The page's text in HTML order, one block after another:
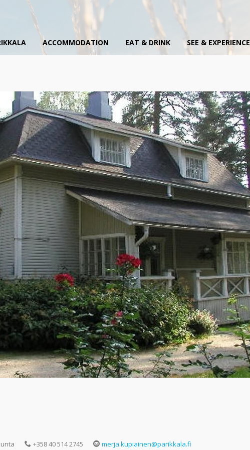
ACCOMMODATION EAT & DRINK SEE & EXPERIENCE
+358 40 514 2745 merja.kupiainen@parikkala.fi